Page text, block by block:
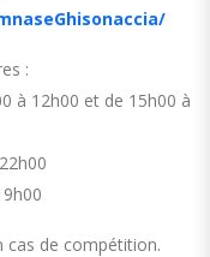
:
à 12h00 et de 15h00 à
cas de compétition.